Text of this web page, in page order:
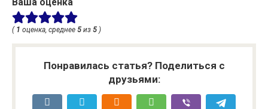
( 1 оценка, среднее 5 из 5 )
Понравилась статья? Поделиться с
друзьями: